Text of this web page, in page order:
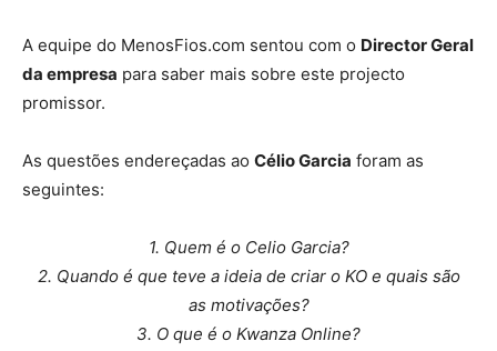
A equipe do MenosFios.com sentou com o Director Geral
da empresa para saber mais sobre este projecto
promissor.
As questões endereçadas ao Célio Garcia foram as
seguintes:
1. Quem é o CelioGarcia?
2. Quando é que teve a ideia de criar o KO e quais são
as motivações?
3. O que é o Kwanza Online?